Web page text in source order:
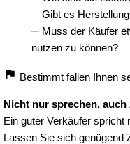
Gibt es
Muss der Käufer
nutzen zu können?
Bestimmt fallen Ihnen
Nicht nur sprechen, auch
Ein guter Verkäufer spricht
Lassen Sie sich genügend